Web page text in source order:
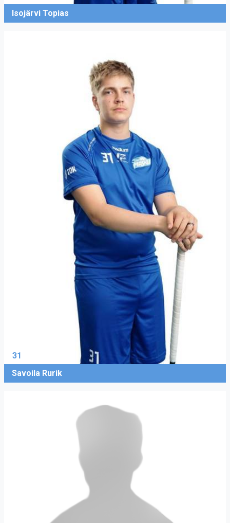
Isojärvi Topias
31
Savoila Rurik